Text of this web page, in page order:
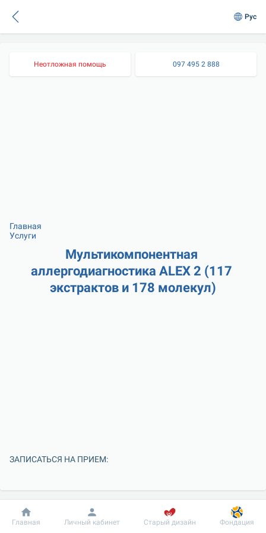
Рус
Неотложная помощь 097 495 2 888
Главная
Услуги
Мультикомпонентная
аллергодиагностика ALEX 2 (117
экстрактов и 178 молекул)
ЗАПИСАТЬСЯ НА ПРИЕМ:
Добробут Информация Пациенту
Главная Личный кабинет Старый дизайн Фондация